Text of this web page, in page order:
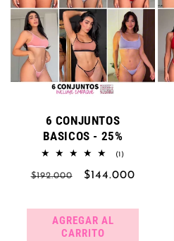
ó
n
:
6 CONJUNTOS
BASICOS - 25%
(1)
totales
Precio
$192.000
Precio
oferta
$144.000
AGREGAR AL
CARRITO